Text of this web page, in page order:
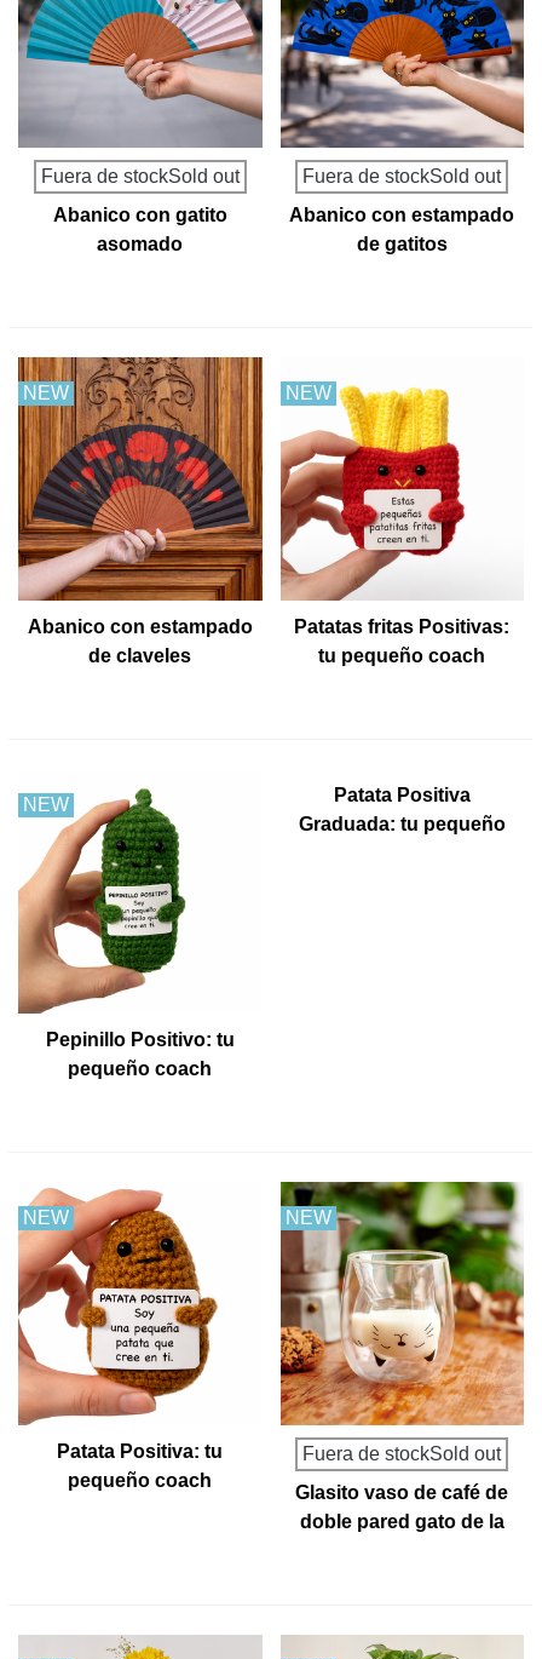
Fuera de stockSold out
Abanico con gatito
asomado
Fuera de stockSold out
Abanico con estampado
de gatitos
NEW
Abanico con estampado
de claveles
NEW
Patatas fritas Positivas:
tu pequeño coach
NEW
Pepinillo Positivo: tu
pequeño coach
Patata Positiva
Graduada: tu pequeño
NEW
Patata Positiva: tu
pequeño coach
NEW
Fuera de stockSold out
Glasito vaso de café de
doble pared gato de la